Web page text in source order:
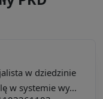
w dziedzinie
w systemie wy...